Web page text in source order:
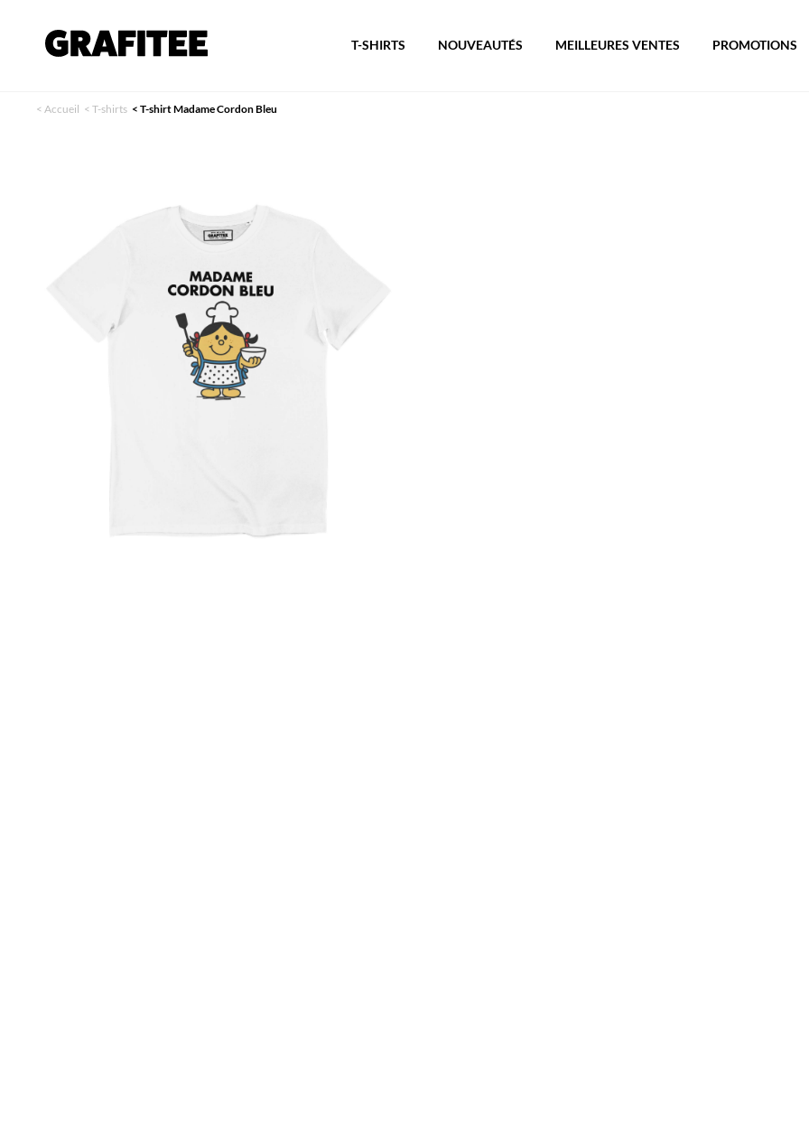
T-SHIRTS NOUVEAUTÉS MEILLEURES VENTES PROMOTIONS
< Accueil < T-shirts < T-shirt Madame Cordon Bleu